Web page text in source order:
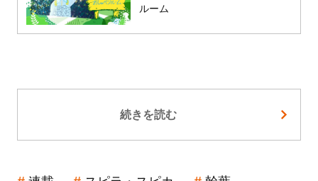
ルーム
続きを読む